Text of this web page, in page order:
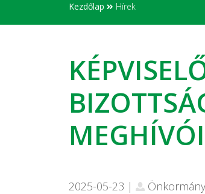
Kezdőlap Hírek
MEGHÍVÓI
2025-05-23 |